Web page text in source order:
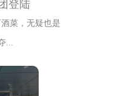
登陆
菜，无疑也是
...